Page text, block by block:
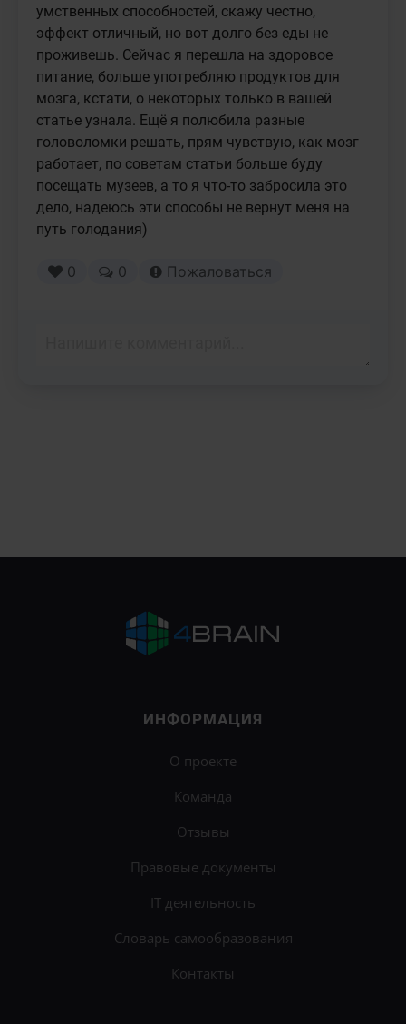
умственных способностей, скажу честно,
эффект отличный, но вот долго без еды не
проживешь. Сейчас я перешла на здоровое
питание, больше употребляю продуктов для
мозга, кстати, о некоторых только в вашей
статье узнала. Ещё я полюбила разные
головоломки решать, прям чувствую, как мозг
работает, по советам статьи больше буду
посещать музеев, а то я что-то забросила это
дело, надеюсь эти способы не вернут меня на
путь голодания)
0 0 Пожаловаться
ИНФОРМАЦИЯ
О проекте
Команда
Отзывы
Правовые документы
IT деятельность
Словарь самообразования
Контакты